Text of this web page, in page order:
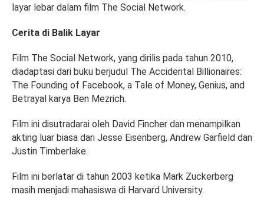
layar lebar dalam film The Social Network.
Cerita di Balik Layar
Film The Social Network, yang dirilis pada tahun 2010,
diadaptasi dari buku berjudul The Accidental Billionaires:
The Founding of Facebook, a Tale of Money, Genius, and
Betrayal karya Ben Mezrich.
Film ini disutradarai oleh David Fincher dan menampilkan
akting luar biasa dari Jesse Eisenberg, Andrew Garfield dan
Justin Timberlake.
Film ini berlatar di tahun 2003 ketika Mark Zuckerberg
masih menjadi mahasiswa di Harvard University.